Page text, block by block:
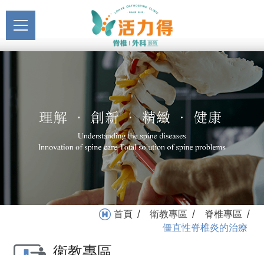
僵直性脊椎炎的治療_脊椎
專區_衛教專區 | 活力得脊
椎外科診所
主選單關於活力得
醫療服務
Medical Service
就醫指南
Medical Instruction
衛教專區
首頁 / 衛教專區 / 脊椎專區 /
僵直性脊椎炎的治療